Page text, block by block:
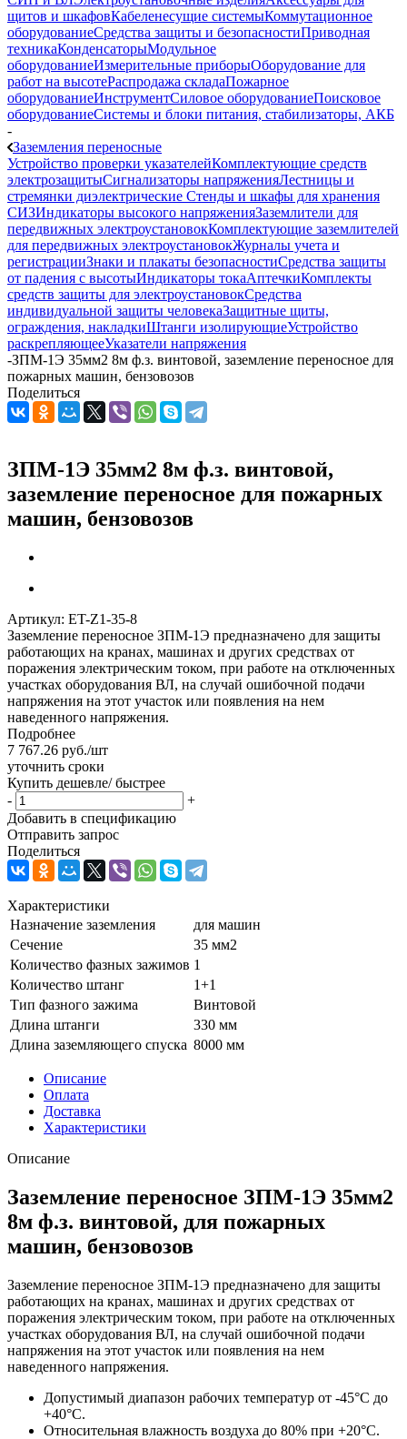
щитов и шкафовКабеленесущие системыКоммутационное
оборудованиеСредства защиты и безопасностиПриводная
техникаКонденсаторыМодульное
оборудованиеИзмерительные приборыОборудование для
работ на высотеРаспродажа складаПожарное
оборудованиеИнструментСиловое оборудованиеПоисковое
оборудованиеСистемы и блоки питания, стабилизаторы, АКБ
-
Заземления переносные
Устройство проверки указателейКомплектующие средств
электрозащитыСигнализаторы напряженияЛестницы и
стремянки диэлектрические Стенды и шкафы для хранения
СИЗИндикаторы высокого напряженияЗаземлители для
передвижных электроустановокКомплектующие заземлителей
для передвижных электроустановокЖурналы учета и
регистрацииЗнаки и плакаты безопасностиСредства защиты
от падения с высотыИндикаторы токаАптечкиКомплекты
средств защиты для электроустановокСредства
индивидуальной защиты человекаЗащитные щиты,
ограждения, накладкиШтанги изолирующиеУстройство
раскрепляющееУказатели напряжения
-ЗПМ-1Э 35мм2 8м ф.з. винтовой, заземление переносное для
пожарных машин, бензовозов
Поделиться
ЗПМ-1Э 35мм2 8м ф.з. винтовой,
заземление переносное для пожарных
машин, бензовозов
Артикул: ET-Z1-35-8
Заземление переносное ЗПМ-1Э предназначено для защиты
работающих на кранах, машинах и других средствах от
поражения электрическим током, при работе на отключенных
участках оборудования ВЛ, на случай ошибочной подачи
напряжения на этот участок или появления на нем
наведенного напряжения.
Подробнее
7 767.26 руб./шт
уточнить сроки
Купить дешевле/ быстрее
-
+
Добавить в спецификацию
Отправить запрос
Поделиться
Характеристики
Назначение заземления
для машин
Сечение
35 мм2
Количество фазных зажимов 1
Количество штанг
1+1
Тип фазного зажима
Винтовой
Длина штанги
330 мм
Длина заземляющего спуска 8000 мм
Описание
Оплата
Доставка
Характеристики
Описание
Заземление переносное ЗПМ-1Э 35мм2
8м ф.з. винтовой, для пожарных
машин, бензовозов
Заземление переносное ЗПМ-1Э предназначено для защиты
работающих на кранах, машинах и других средствах от
поражения электрическим током, при работе на отключенных
участках оборудования ВЛ, на случай ошибочной подачи
напряжения на этот участок или появления на нем
наведенного напряжения.
Допустимый диапазон рабочих температур от -45°С до
+40°С.
Относительная влажность воздуха до 80% при +20°С.